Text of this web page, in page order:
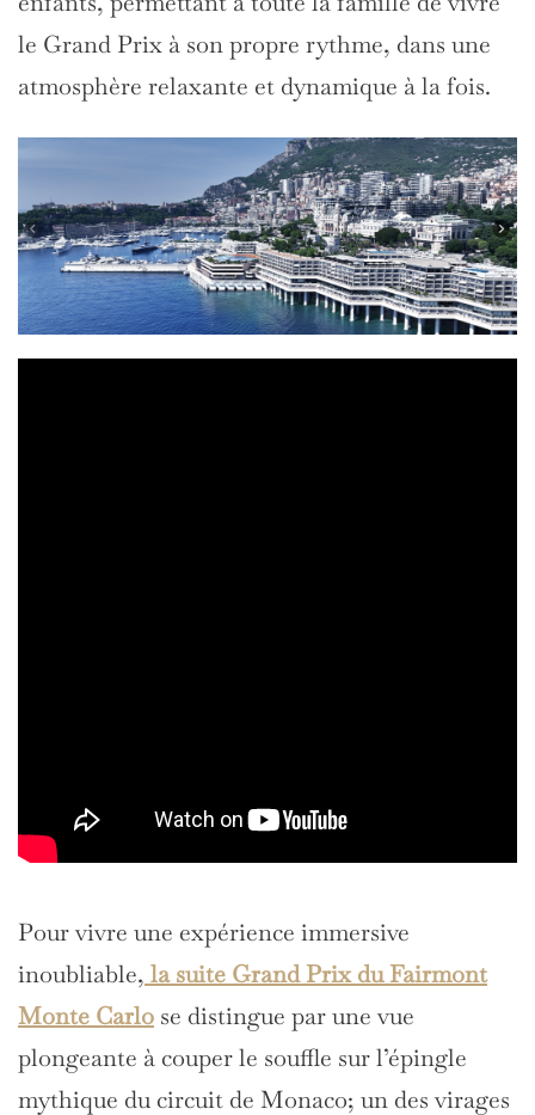
le Grand Prix à son propre rythme, dans une
atmosphère relaxante et dynamique à la fois.
Pour vivre une expérience immersive
inoubliable, la suite Grand Prix du Fairmont
Monte Carlo se distingue par une vue
plongeante à couper le souffle sur l’épingle
mythique du circuit de Monaco; un des virages